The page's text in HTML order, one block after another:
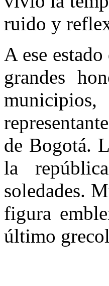
ruido y
A ese
grandes
de Bogotá.
la
soledades.
figura
último